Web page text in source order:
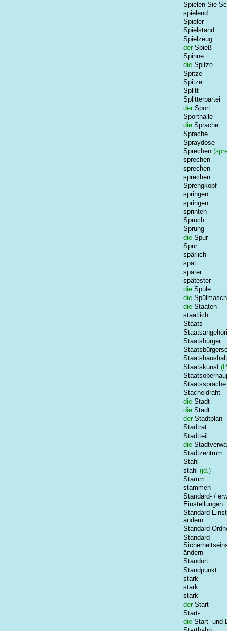
Spielen Sie
spielend
Spieler
Spielstand
Spielzeug
der Spieß
Spinne
die Spitze
Spitze
Spitze
Splitt
Splitterpartei
der Sport
Sporthalle
die Sprache
Sprache
Spraydose
Sprechen
sprechen
sprechen
sprechen
Sprengkopf
springen
springen
sprinten
Spruch
Sprung
die Spur
Spur
spärlich
spät
später
spätester
die Spüle
die
die Staaten
staatlich
Staats-
Staatsbürger
Staatshaushalt
Staatskunst
Staatssprache
Stacheldraht
die Stadt
die Stadt
der Stadtplan
Stadtrat
Stadtteil
die
Stadtzentrum
Stahl
stahl (jd.)
Stamm
stammen
Standard- /
Einstellungen
Standard-
ändern
Standard-
Standard-
ändern
Standort
Standpunkt
stark
stark
stark
der Start
Start-
die Start- und